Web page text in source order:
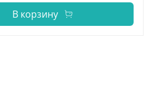
В корзину